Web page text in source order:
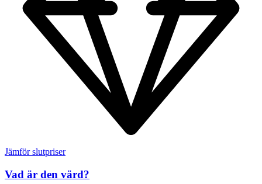
Jämför slutpriser
Vad är den värd?